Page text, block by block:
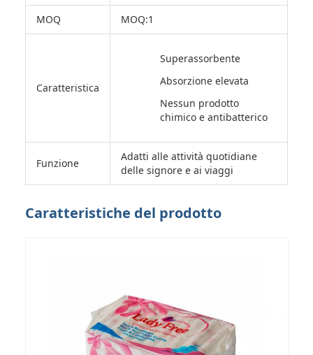
MOQ MOQ:1
Caratteristica
Superassorbente
Absorzione elevata
Nessun prodotto
chimico e antibatterico
Funzione
Adatti alle attività quotidiane
delle signore e ai viaggi
Caratteristiche del prodotto